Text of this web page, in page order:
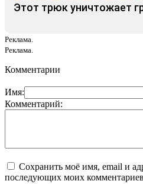
Этот трюк уничтожает
Реклама.
Реклама.
Комментарии
Имя:
Комментарий:
Сохранить моё имя, email и
последующих моих